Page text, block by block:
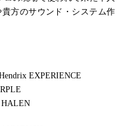
方のサウンド・システム作
EXPERIENCE
HALEN